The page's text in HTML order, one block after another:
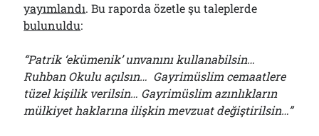
yayımlandı. Bu raporda özetle şu taleplerde
bulunuldu:
“Patrik ‘ekümenik’ unvanını kullanabilsin…
Ruhban Okulu açılsın… Gayrimüslim cemaatlere
tüzel kişilik verilsin… Gayrimüslim azınlıkların
mülkiyet haklarına ilişkin mevzuat değiştirilsin…”